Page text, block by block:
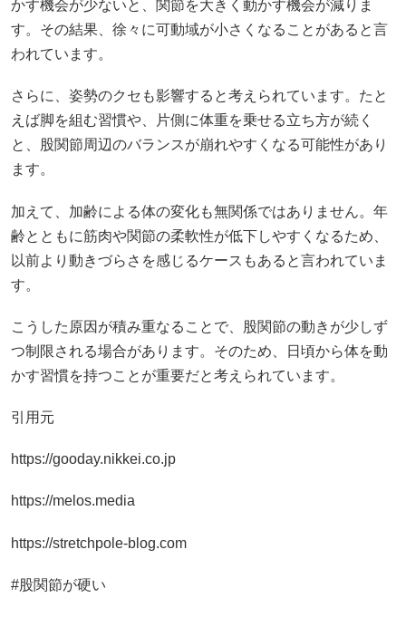
かす機会が少ないと、関節を大きく動かす機会が減りま
す。その結果、徐々に可動域が小さくなることがあると言
われています。
さらに、姿勢のクセも影響すると考えられています。たと
えば脚を組む習慣や、片側に体重を乗せる立ち方が続く
と、股関節周辺のバランスが崩れやすくなる可能性があり
ます。
加えて、加齢による体の変化も無関係ではありません。年
齢とともに筋肉や関節の柔軟性が低下しやすくなるため、
以前より動きづらさを感じるケースもあると言われていま
す。
こうした原因が積み重なることで、股関節の動きが少しず
つ制限される場合があります。そのため、日頃から体を動
かす習慣を持つことが重要だと考えられています。
引用元
https://gooday.nikkei.co.jp
https://melos.media
https://stretchpole-blog.com
#股関節が硬い